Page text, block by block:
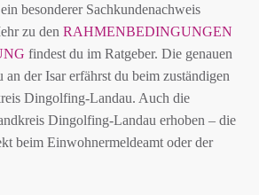
besonderer Sachkundenachweis
zu den RAHMENBEDINGUNGEN
findest du im Ratgeber. Die genauen
der Isar erfährst du beim zuständigen
Dingolfing-Landau. Auch die
Dingolfing-Landau erhoben – die
beim Einwohnermeldeamt oder der